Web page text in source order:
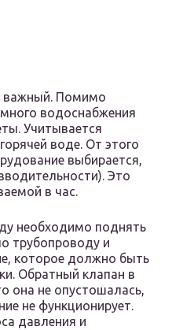
важный. Помимо
водоснабжения
Учитывается
воде. От этого
выбирается,
Это
в час.
необходимо поднять
трубопроводу и
которое должно быть
Обратный клапан в
она не опустошалась,
не функционирует.
давления и